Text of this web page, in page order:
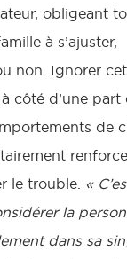
obligeant
à s’ajuster,
non. Ignorer
côté d’une part
de
le trouble.
«
la
dans sa